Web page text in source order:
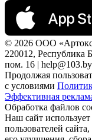
© 2026 ООО
220012, Республика
пом. 16 |
Продолжая
с условиями
Эффективная
Обработка файлов
Наш сайт
пользователей сайта,